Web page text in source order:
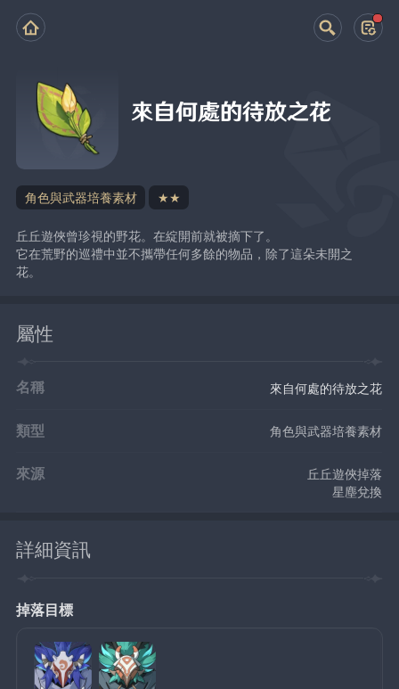
來自何處的待放之花
角色與武器培養素材 ★★
丘丘遊俠曾珍視的野花。在綻開前就被摘下了。
它在荒野的巡禮中並不攜帶任何多餘的物品，除了這朵未開之
花。
屬性
名稱 來自何處的待放之花
類型 角色與武器培養素材
來源
丘丘遊俠掉落
星塵兌換
詳細資訊
掉落目標